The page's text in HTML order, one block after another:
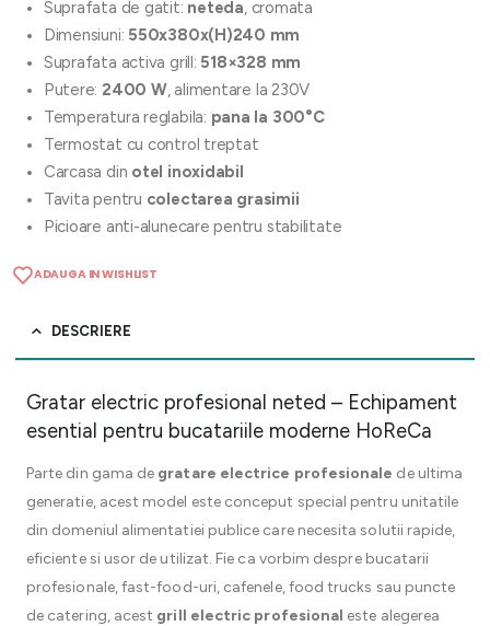
Suprafata de gatit: neteda, cromata
Dimensiuni: 550x380x(H)240 mm
Suprafata activa grill: 518×328 mm
Putere: 2400 W, alimentare la 230V
Temperatura reglabila: pana la 300°C
Termostat cu control treptat
Carcasa din otel inoxidabil
Tavita pentru colectarea grasimii
Picioare anti-alunecare pentru stabilitate
ADAUGA IN WISHLIST
DESCRIERE
Gratar electric profesional neted – Echipament
esential pentru bucatariile moderne HoReCa
Parte din gama de gratare electrice profesionale de ultima
generatie, acest model este conceput special pentru unitatile
din domeniul alimentatiei publice care necesita solutii rapide,
eficiente si usor de utilizat. Fie ca vorbim despre bucatarii
profesionale, fast-food-uri, cafenele, food trucks sau puncte
de catering, acest grill electric profesional este alegerea